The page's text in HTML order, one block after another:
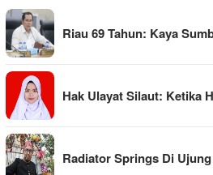
Riau 69 Tahun: Kaya
Hak Ulayat Silaut: Ketika
Radiator Springs Di